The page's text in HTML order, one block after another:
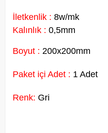
İletkenlik : 8w/mk
Kalınlık : 0,5mm
Boyut : 200x200mm
Paket içi Adet : 1 Adet
Renk: Gri